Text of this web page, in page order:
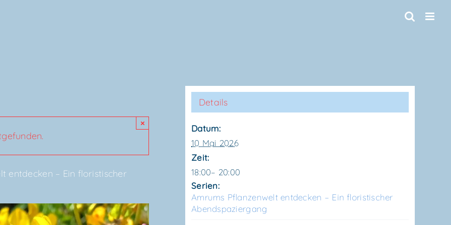
×
ent­de­cken – Ein flo­ris­ti­scher
Details
Datum:
10 Mai 2026
Zeit:
18:00– 20:00
Serien:
Amrums Pflan­zen­welt ent­de­cken – Ein flo­ris­ti­scher
Abendspaziergang